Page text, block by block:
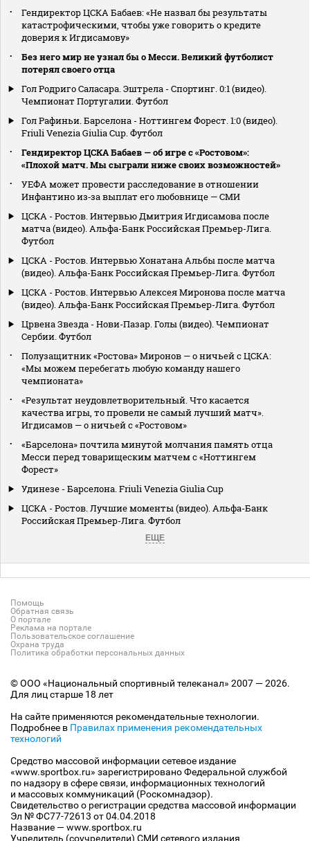
Гендиректор ЦСКА Бабаев: «Не назвал бы результаты
катастрофическими, чтобы уже говорить о кредите
доверия к Игдисамову»
Без него мир не узнал бы о Месси. Великий футболист
потерял своего отца
Гол Родриго Саласара. Эштрела - Спортинг. 0:1 (видео).
Чемпионат Португалии. Футбол
Гол Рафиньи. Барселона - Ноттингем Форест. 1:0 (видео).
Friuli Venezia Giulia Cup. Футбол
Гендиректор ЦСКА Бабаев — об игре с «Ростовом»:
«Плохой матч. Мы сыграли ниже своих возможностей»
УЕФА может провести расследование в отношении
Инфантино из‑за выплат его любовнице — СМИ
ЦСКА - Ростов. Интервью Дмитрия Игдисамова после
матча (видео). Альфа-Банк Российская Премьер-Лига.
Футбол
ЦСКА - Ростов. Интервью Хонатана Альбы после матча
(видео). Альфа-Банк Российская Премьер-Лига. Футбол
ЦСКА - Ростов. Интервью Алексея Миронова после матча
(видео). Альфа-Банк Российская Премьер-Лига. Футбол
Црвена Звезда - Нови-Пазар. Голы (видео). Чемпионат
Сербии. Футбол
Полузащитник «Ростова» Миронов — о ничьей с ЦСКА:
«Мы можем перебегать любую команду нашего
чемпионата»
«Результат неудовлетворительный. Что касается
качества игры, то провели не самый лучший матч».
Игдисамов — о ничьей с «Ростовом»
«Барселона» почтила минутой молчания память отца
Месси перед товарищеским матчем с «Ноттингем
Форест»
Удинезе - Барселона. Friuli Venezia Giulia Cup
ЦСКА - Ростов. Лучшие моменты (видео). Альфа-Банк
Российская Премьер-Лига. Футбол
ЕЩЕ
Помощь
Обратная связь
О портале
Реклама на портале
Пользовательское соглашение
Охрана труда
Политика обработки персональных данных
© ООО «Национальный спортивный телеканал» 2007 — 2026.
Для лиц старше 18 лет
На сайте применяются рекомендательные технологии.
Подробнее в Правилах применения рекомендательных
технологий
Средство массовой информации сетевое издание
«www.sportbox.ru» зарегистрировано Федеральной службой
по надзору в сфере связи, информационных технологий
и массовых коммуникаций (Роскомнадзор).
Свидетельство о регистрации средства массовой информации
Эл № ФС77-72613 от 04.04.2018
Название — www.sportbox.ru
Учредитель (соучредители) СМИ сетевого издания